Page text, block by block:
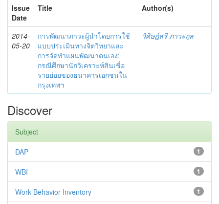
Issue
Date
Title Author(s)
2014-
05-20
การพัฒนาภาวะผู้นำโดยการใช้
แบบประเมินทางจิตวิทยาและ
การจัดทำแผนพัฒนาตนเอง:
กรณีศึกษานักวิเคราะห์สินเชื่อ
รายย่อยของธนาคารเอกชนใน
กรุงเทพฯ
วิศิษฎ์สรี ภาวะกุล
Discover
Subject
1
DAP
1
WBI
1
Work Behavior Inventory